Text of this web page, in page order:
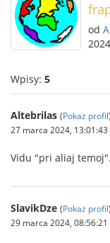
od
2024
Wpisy: 5
Altebrilas (Pokaż profil)
27 marca 2024, 13:01:43
Vidu "pri aliaj
SlavikDze (Pokaż profil)
29 marca 2024, 08:56:21